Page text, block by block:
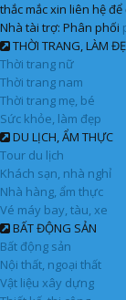
thắc mắc xin liên hệ
Nhà tài trợ: Phân phối
THỜI TRANG, LÀM
Thời trang nữ
Thời trang nam
Thời trang mẹ, bé
Sức khỏe, làm đẹp
DU LỊCH, ẨM THỰC
Tour du lịch
Khách sạn, nhà nghỉ
Nhà hàng, ẩm thực
Vé máy bay, tàu, xe
BẤT ĐỘNG SẢN
Bất động sản
Nội thất, ngoại thất
Vật liệu xây dựng